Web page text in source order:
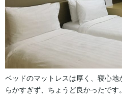
ベッドのマットレスは厚く、寝心
らかすぎず、ちょうど良かったです。